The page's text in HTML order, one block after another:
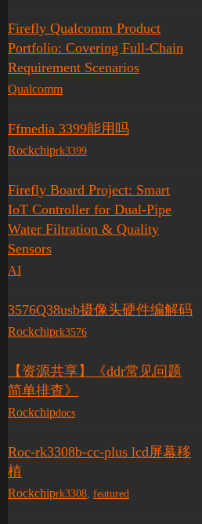
Firefly Qualcomm Product
Portfolio: Covering Full-Chain
Requirement Scenarios
Qualcomm
Ffmedia 3399能用吗
Rockchiprk3399
Firefly Board Project: Smart
IoT Controller for Dual-Pipe
Water Filtration & Quality
Sensors
AI
3576Q38usb摄像头硬件编解码
Rockchiprk3576
【资源共享】《ddr常见问题
简单排查》
Rockchipdocs
Roc-rk3308b-cc-plus lcd屏幕移
植
Rockchiprk3308 featured